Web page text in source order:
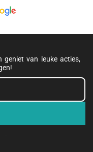
van leuke acties,